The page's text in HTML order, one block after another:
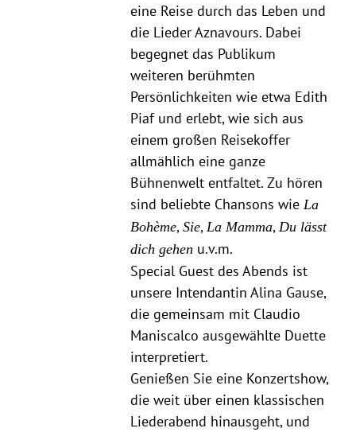
eine Reise durch das Leben und
die Lieder Aznavours. Dabei
begegnet das Publikum
weiteren berühmten
Persönlichkeiten wie etwa Edith
Piaf und erlebt, wie sich aus
einem großen Reisekoffer
allmählich eine ganze
Bühnenwelt entfaltet. Zu hören
sind beliebte Chansons wie La
Bohème,Sie, La Mamma, Du lässt
dich gehen u.v.m.
Special Guest des Abends ist
unsere Intendantin Alina Gause,
die gemeinsam mit Claudio
Maniscalco ausgewählte Duette
interpretiert.
Genießen Sie eine Konzertshow,
die weit über einen klassischen
Liederabend hinausgeht, und